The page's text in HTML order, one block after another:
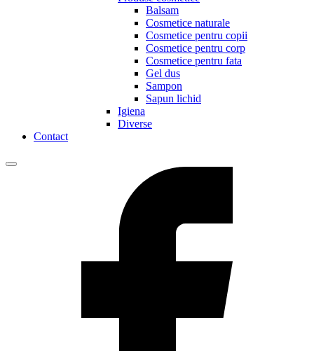
Balsam
Cosmetice naturale
Cosmetice pentru copii
Cosmetice pentru corp
Cosmetice pentru fata
Gel dus
Sampon
Sapun lichid
Igiena
Diverse
Contact